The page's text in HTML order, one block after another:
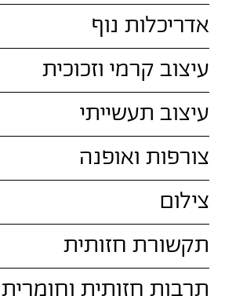
אדריכלות נוף
עיצוב קרמי וזכוכית
עיצוב תעשייתי
צורפות ואופנה
צילום
תקשורת חזותית